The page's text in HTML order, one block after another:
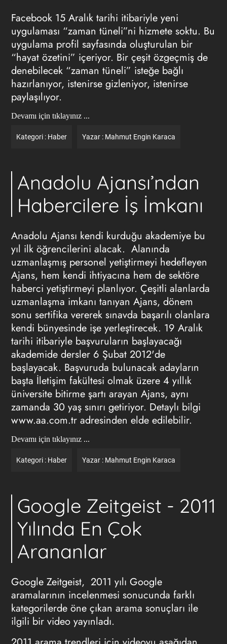
Facebook 15 Aralık tarihi itibariyle yeni
uygulaması “zaman tüneli”ni hizmete soktu. Bu
uygulama profil sayfasında oluşturulan bir
“hayat özetini” içeriyor. Bir çeşit özgeçmiş de
denebilecek “zaman tüneli” isteğe bağlı
hazırlanıyor, istenirse gizleniyor, istenirse
paylaşılıyor.
Devamı için tıklayınız ...
Kategori : Haber Yazar : Mahmut Engin Karaca
Anadolu Ajansı’ndan
Habercilere İş İmkanı
Anadolu Ajansı kendi kurduğu akademiye bu
yıl ilk öğrencilerini alacak. Alanında
uzmanlaşmış personel yetiştirmeyi hedefleyen
Ajans, hem kendi ihtiyacına hem de sektöre
haberci yetiştirmeyi planlıyor. Çeşitli alanlarda
uzmanlaşma imkanı tanıyan Ajans, dönem
sonu sertifika vererek sınavda başarılı olanlara
kendi bünyesinde işe yerleştirecek. 19 Aralık
tarihi itibariyle başvuruların başlayacağı
akademide dersler 6 Şubat 2012'de
başlayacak. Başvuruda bulunacak adayların
başta İletişim fakültesi olmak üzere 4 yıllık
üniversite bitirme şartı arayan Ajans, aynı
zamanda 30 yaş sınırı getiriyor. Detaylı bilgi
www.aa.com.tr adresinden elde edilebilir.
Devamı için tıklayınız ...
Kategori : Haber Yazar : Mahmut Engin Karaca
Google Zeitgeist - 2011
Yılında En Çok
Arananlar
Google Zeitgeist, 2011 yılı Google
aramalarının incelenmesi sonucunda farklı
kategorilerde öne çıkan arama sonuçları ile
ilgili bir video yayınladı.